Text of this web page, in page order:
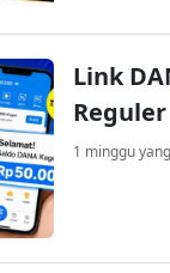
Link
Reguler
1 minggu